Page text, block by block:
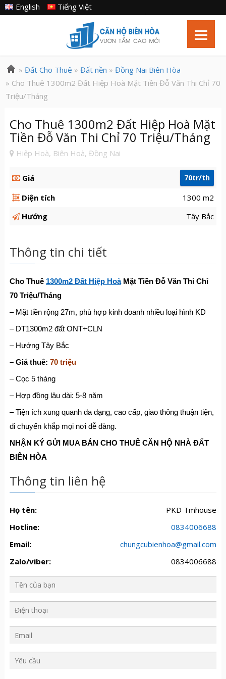
Tiếng Việt
English
» Đất Cho Thuê » Đất nền » Đồng Nai Biên Hòa
» Cho Thuê 1300m2 Đất Hiệp Hoà Mặt Tiền Đỗ Văn Thi Chỉ 70
Triệu/Tháng
Cho Thuê 1300m2 Đất Hiệp Hoà Mặt
Tiền Đỗ Văn Thi Chỉ 70 Triệu/Tháng
Hiệp Hoà, Biên Hoà, Đồng Nai
Giá 70tr/th
Diện tích
1300 m2
Hướng
Tây Bắc
Thông tin chi tiết
Cho Thuê 1300m2 Đất Hiệp HoàMặt Tiền Đỗ Văn Thi Chỉ
70 Triệu/Tháng
– Mặt tiền rộng 27m, phù hợp kinh doanh nhiều loại hình KD
– DT1300m2 đất ONT+CLN
– Hướng Tây Bắc
– Giá thuê: 70 triệu
– Cọc 5 tháng
– Hợp đồng lâu dài: 5-8 năm
– Tiện ích xung quanh đa dạng, cao cấp, giao thông thuận tiện,
di chuyển khắp mọi nơi dễ dàng.
NHẬN KÝ GỬI MUA BÁN CHO THUÊ CĂN HỘ NHÀ ĐẤT
BIÊN HÒA
Thông tin liên hệ
Họ tên:
PKD Tmhouse
Hotline:
0834006688
Email:
chungcubienhoa@gmail.com
Zalo/viber:
0834006688